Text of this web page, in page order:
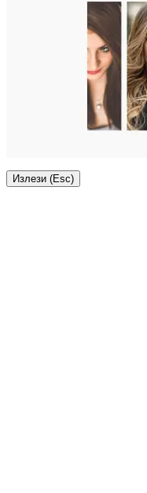
Излези (Esc)